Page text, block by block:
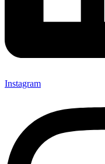
Instagram